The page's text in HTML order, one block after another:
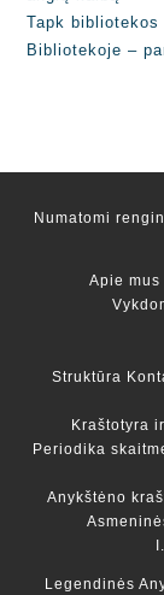
Tapk bibliotekos
Bibliotekoje –
Numatomi
Apie mus
Struktūra
Kraštotyra
Periodika
Anykštėno
Legendinės